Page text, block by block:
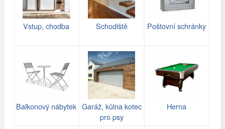
Vstup, chodba Schodiště Poštovní schránky
Balkonový nábytek Garáž, kůlna kotec
pro psy
Herna